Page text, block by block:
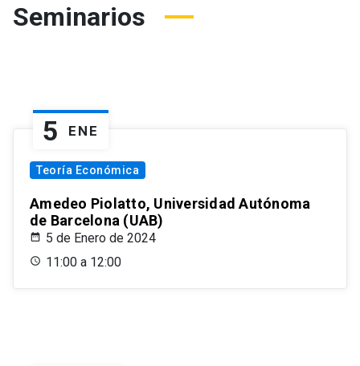
Seminarios
5 ENE
Teoría Económica
Amedeo Piolatto, Universidad Autónoma
de Barcelona (UAB)
5 de Enero de 2024
11:00 a 12:00